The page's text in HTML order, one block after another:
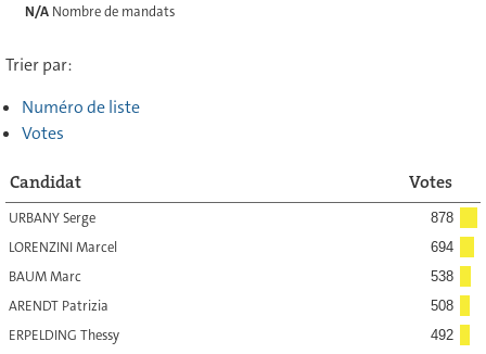
N/ANombre de mandats
Trier par:
Numéro de liste
Votes
Candidat Votes
URBANY Serge 878
LORENZINI Marcel 694
BAUM Marc 538
ARENDT Patrizia 508
ERPELDING Thessy 492